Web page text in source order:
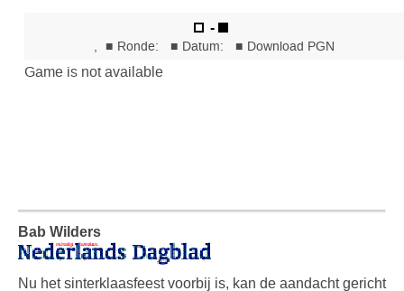
Bab Wilders
Nu het sinterklaasfeest voorbij is, kan de aandacht gericht